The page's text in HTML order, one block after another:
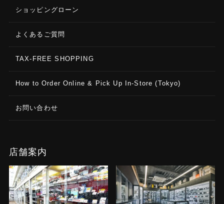
切り替え：黒フェード、ミックス・フェード、モー
ション
その他：静止画再生、アウトプット・フェード（音
声、映像：白または黒）、テスト・パターン出力
サンプル・レート：48kHz、24ビット
VIDEO INPUT 1〜3端子：リニアPCM、48kHz、24
USB STREAM端子：リニアPCM、48kHz、16ビッ
ト、ステレオ
ショッピングローン
よくあるご質問
TAX-FREE SHOPPING
How to Order Online & Pick Up In-Store (Tokyo)
お問い合わせ
店舗案内